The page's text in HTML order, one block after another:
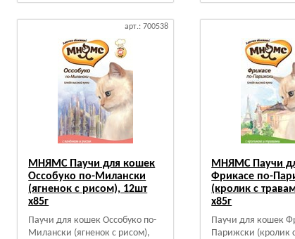
арт.: 700538
МНЯМС Паучи для кошек
Оссобуко по-Милански
(ягненок с рисом), 12шт
х85г
Паучи для кошек Оссобуко по-
Милански (ягненок с рисом),
МНЯМС Паучи
Фрикасе по-
(кролик с
х85г
Паучи для кошек
Парижски (кролик